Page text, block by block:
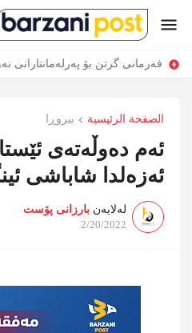
فەرمانی گرتن بۆ پەرلەمانتارانی
الصفحة الرئيسية بیروڕا
ئەم دەوڵەتەی
ئەزەلدا شاباشی
لەلایەن بارزانی پۆست
2/20/2022